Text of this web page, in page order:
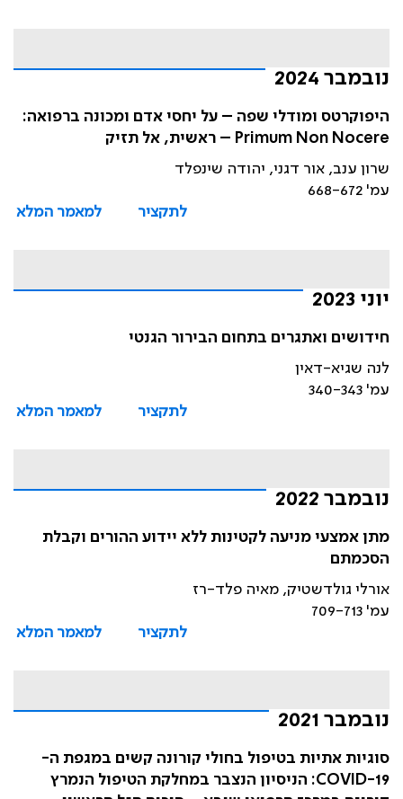
נובמבר 2024
היפוקרטס ומודלי שפה – על יחסי אדם ומכונה ברפואה:
Primum Non Nocere – ראשית, אל תזיק
שרון ענב, אור דגני, יהודה שינפלד
עמ' 668-672
לתקציר
למאמר המלא
יוני 2023
חידושים ואתגרים בתחום הבירור הגנטי
לנה שגיא-דאין
עמ' 340-343
לתקציר
למאמר המלא
נובמבר 2022
מתן אמצעי מניעה לקטינות ללא יידוע ההורים וקבלת
הסכמתם
אורלי גולדשטיק, מאיה פלד-רז
עמ' 709-713
לתקציר
למאמר המלא
נובמבר 2021
סוגיות אתיות בטיפול בחולי קורונה קשים במגפת ה-
COVID-19: הניסיון הנצבר במחלקת הטיפול הנמרץ